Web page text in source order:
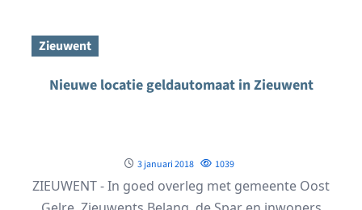
Zieuwent
Nieuwe locatie geldautomaat in Zieuwent
3 januari 2018 1039
ZIEUWENT - In goed overleg met gemeente Oost